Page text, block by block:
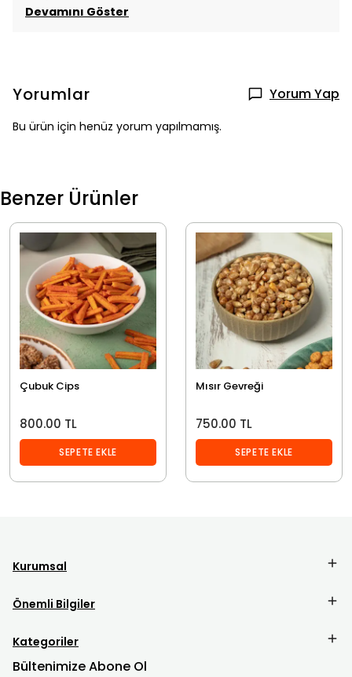
Devamını Göster
Yorumlar Yorum Yap
Bu ürün için henüz yorum yapılmamış.
Benzer Ürünler
Çubuk Cips
800.00 TL
SEPETE EKLE
Mısır Gevreği
750.00 TL
SEPETE EKLE
Kurumsal
Önemli Bilgiler
Kategoriler
Bültenimize Abone Ol